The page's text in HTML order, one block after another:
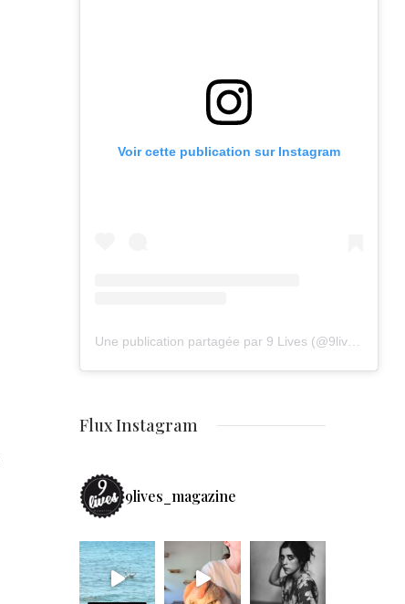
Voir cette publication sur Instagram
Flux Instagram
9lives_magazine